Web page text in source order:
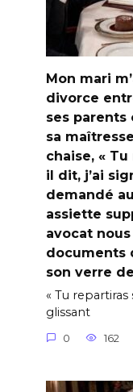
Mon mari
divorce
ses parents
sa
chaise, «
il dit, j’ai
demandé
assiette
avocat
documents
son verre
« Tu repartiras
glissant
0 162